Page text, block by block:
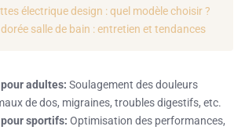
électrique design : quel modèle choisir ?
salle de bain : entretien et tendances
adultes: Soulagement des douleurs
de dos, migraines, troubles digestifs, etc.
sportifs: Optimisation des performances,